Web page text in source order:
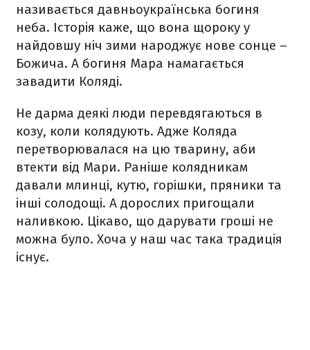
називається давньоукраїнська богиня
неба. Історія каже, що вона щороку у
найдовшу ніч зими народжує нове сонце –
Божича. А богиня Мара намагається
завадити Коляді.
Не дарма деякі люди перевдягаються в
козу, коли колядують. Адже Коляда
перетворювалася на цю тварину, аби
втекти від Мари. Раніше колядникам
давали млинці, кутю, горішки, пряники та
інші солодощі. А дорослих пригощали
наливкою. Цікаво, що дарувати гроші не
можна було. Хоча у наш час така традиція
існує.